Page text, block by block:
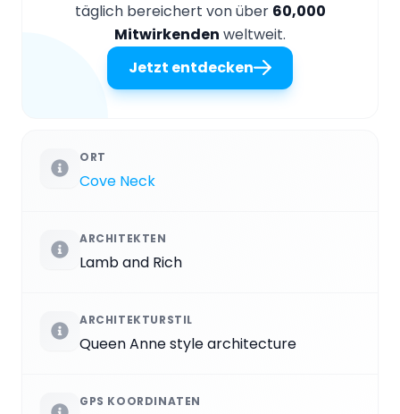
täglich bereichert von über 60,000
Mitwirkenden weltweit.
Jetzt entdecken
ORT
Cove Neck
ARCHITEKTEN
Lamb and Rich
ARCHITEKTURSTIL
Queen Anne style architecture
GPS KOORDINATEN